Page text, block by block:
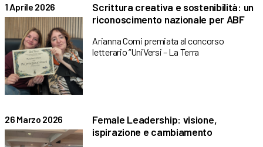
1 Aprile 2026
Scrittura creativa e sostenibilità: un
riconoscimento nazionale per ABF
Arianna Comi premiata al concorso
letterario “UniVersi – La Terra
26 Marzo 2026
Female Leadership: visione,
ispirazione e cambiamento